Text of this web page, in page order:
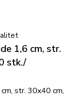
1,6 cm, str.
stk./